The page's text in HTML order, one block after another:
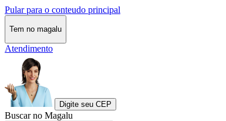
Pular para o conteudo principal
Tem no magalu
Atendimento
Digite seu CEP
Buscar no Magalu